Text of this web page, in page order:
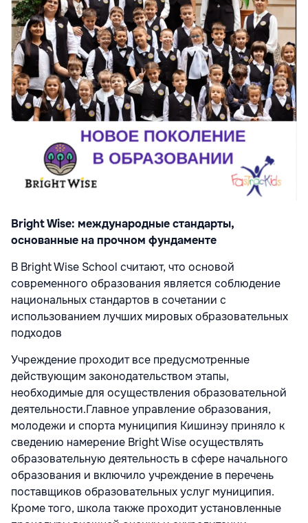
Bright Wise: международные стандарты,
основанные на прочном фундаменте
В Bright Wise School считают, что основой
современного образования является соблюдение
национальных стандартов в сочетании с
использованием лучших мировых образовательных
подходов
Учреждение проходит все предусмотренные
действующим законодательством этапы,
необходимые для осуществления образовательной
деятельности.Главное управление образования,
молодежи и спорта муниципия Кишинэу приняло к
сведению намерение Bright Wise осуществлять
образовательную деятельность в сфере начального
образования и включило учреждение в перечень
поставщиков образовательных услуг муниципия.
Кроме того, школа также проходит установленные